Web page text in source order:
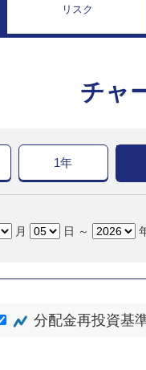
リスク
チャ
1年
月 日 ～
分配金再投資基